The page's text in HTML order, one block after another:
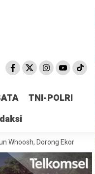
TNI-POLRI
Ekonomi Lokal dan